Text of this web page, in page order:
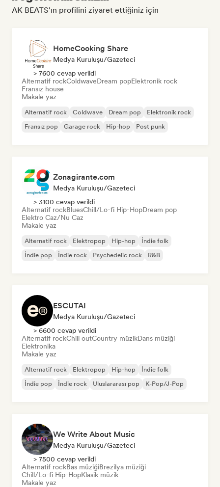
AK BEATS'ın profilini ziyaret ettiğiniz için
HomeCooking Share
Medya Kuruluşu/Gazeteci
> 7600 cevap verildi
Alternatif rockColdwaveDream popElektronik rock
Fransız house
Makale yaz
Alternatif rock Coldwave Dream pop
Elektronik rock
Fransız pop
Garage rock Hip-hop Post punk
Zonagirante.com
Medya Kuruluşu/Gazeteci
> 3100 cevap verildi
Alternatif rockBluesChill/Lo-fi Hip-HopDream pop
Elektro Caz/Nu Caz
Makale yaz
Alternatif rock Elektropop Hip-hop
İndie folk
İndie pop
İndie rock Psychedelic rock R&B
ESCUTAI
Medya Kuruluşu/Gazeteci
> 6600 cevap verildi
Alternatif rockChill outCountry müzikDans müziği
Elektronika
Makale yaz
Alternatif rock Elektropop Hip-hop
İndie folk
İndie pop
İndie rock Uluslararası pop K-Pop/J-Pop
We Write About Music
Medya Kuruluşu/Gazeteci
> 7500 cevap verildi
Alternatif rockBas müziğiBrezilya müziği
Chill/Lo-fi Hip-HopKlasik müzik
Makale yaz